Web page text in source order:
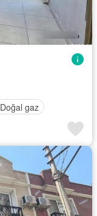
Doğal gaz